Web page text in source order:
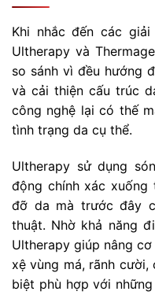
Khi nhắc đến các
Ultherapy và
so sánh vì đều hướng
và cải thiện cấu trúc
công nghệ lại có thế
tình trạng da cụ thể.
Ultherapy sử dụng
động chính xác xuống
đỡ da mà trước đây
thuật. Nhờ khả năng
Ultherapy giúp nâng
xệ vùng má, rãnh
biệt phù hợp với